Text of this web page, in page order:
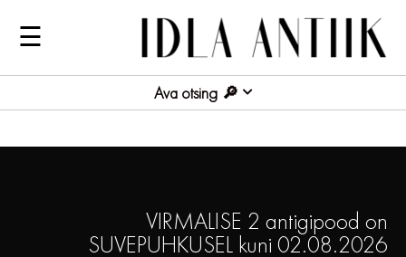
☰
Ava otsing
VIRMALISE 2 antigipood on
SUVEPUHKUSEL kuni 02.08.2026